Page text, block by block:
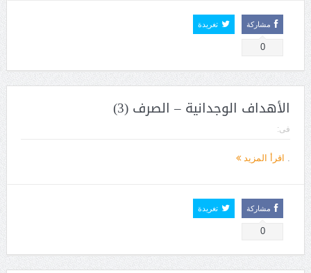
مشاركة
0
تغريدة
الأهداف الوجدانية – الصرف (3)
فى:
. اقرأ المزيد
مشاركة
0
تغريدة